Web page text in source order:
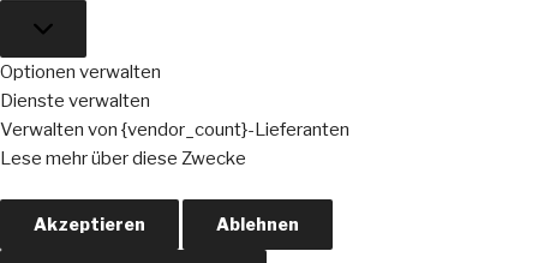
Optionen verwalten
Dienste verwalten
Verwalten von {vendor_count}-Lieferanten
Lese mehr über diese Zwecke
Akzeptieren Ablehnen